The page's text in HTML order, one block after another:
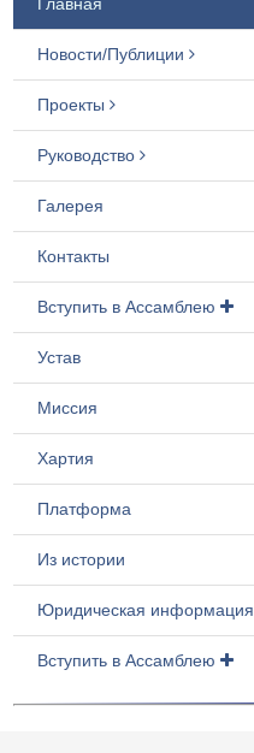
Новости/Публиции
Проекты
Руководство
Галерея
Контакты
Вступить в Ассамблею
Устав
Миссия
Хартия
Платформа
Из истории
Юридическая информация
Вступить в Ассамблею